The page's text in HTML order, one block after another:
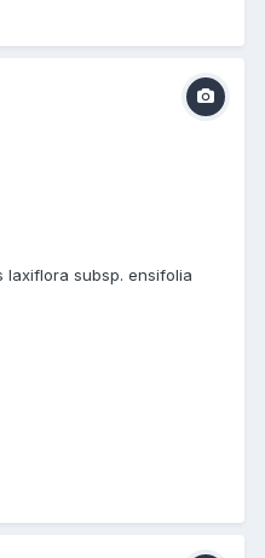
laxiflora subsp. ensifolia